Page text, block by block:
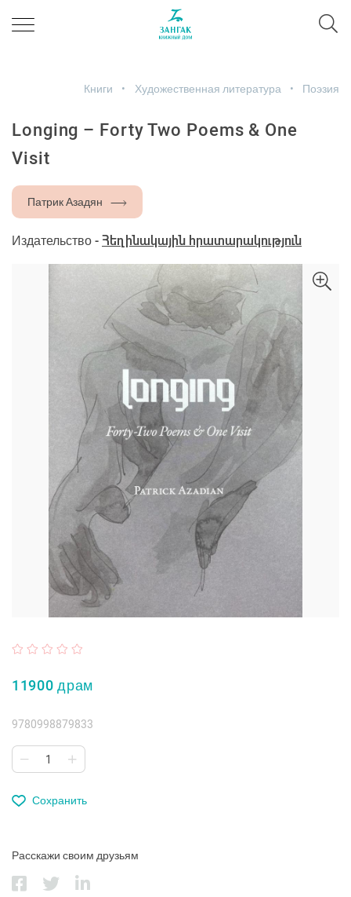
Книги Художественная литература Поэзия
Longing – Forty Two Poems & One
Visit
Патрик Азадян
Издательство - Հեղինակային հրատարակություն
11900 драм
9780998879833
Сохранить
Расскажи своим друзьям